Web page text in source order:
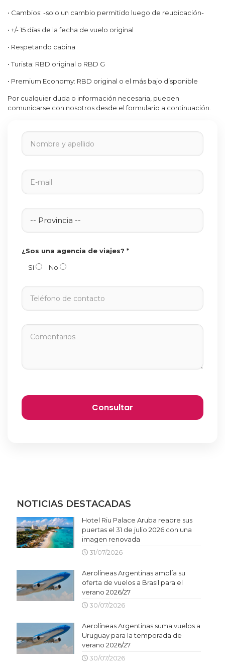
• Cambios: -solo un cambio permitido luego de reubicación-
• +/- 15 días de la fecha de vuelo original
• Respetando cabina
• Turista: RBD original o RBD G
• Premium Economy: RBD original o el más bajo disponible
Por cualquier duda o información necesaria, pueden
comunicarse con nosotros desde el formulario a continuación.
¿Sos una agencia de viajes? *
Sí No
NOTICIAS DESTACADAS
Hotel Riu Palace Aruba reabre sus
puertas el 31 de julio 2026 con una
imagen renovada
31/07/2026
Aerolíneas Argentinas amplía su
oferta de vuelos a Brasil para el
verano 2026/27
30/07/2026
Aerolíneas Argentinas suma vuelos a
Uruguay para la temporada de
verano 2026/27
30/07/2026